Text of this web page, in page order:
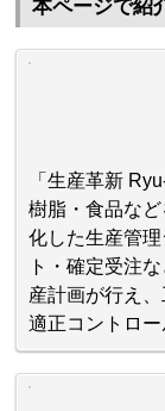
本ページで紹
「生産革新
樹脂・食品な
化した生産管
ト・確定受注
産計画が行え
適正コントロー